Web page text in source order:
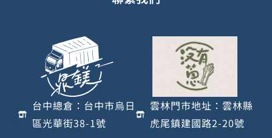
台中總倉：台中市烏日
區光華街38-1號
雲林門市地址：雲林縣
虎尾鎮建國路2-20號